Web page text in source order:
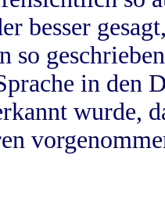
besser
so
in
wurde,